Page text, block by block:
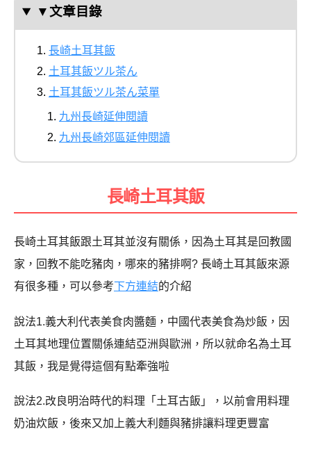
▼文章目錄
長崎土耳其飯
土耳其飯ツル茶ん
土耳其飯ツル茶ん菜單
九州長崎延伸閱讀
九州長崎郊區延伸閱讀
長崎土耳其飯
長崎土耳其飯跟土耳其並沒有關係，因為土耳其是回教國
家，回教不能吃豬肉，哪來的豬排啊? 長崎土耳其飯來源
有很多種，可以參考下方連結的介紹
說法1.義大利代表美食肉醬麵，中國代表美食為炒飯，因
土耳其地理位置關係連結亞洲與歐洲，所以就命名為土耳
其飯，我是覺得這個有點牽強啦
說法2.改良明治時代的料理「土耳古飯」，以前會用料理
奶油炊飯，後來又加上義大利麵與豬排讓料理更豐富